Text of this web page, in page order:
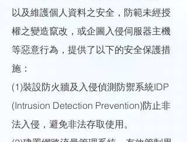
以及維護個人資料之安全，防範未經授
權之變造竄改，或企圖入侵伺服器主機
等惡意行為，提供了以下的安全保護措
施：
(1)裝設防火牆及入侵偵測防禦系統IDP
(Intrusion Detection Prevention)防止非
法入侵，避免非法存取使用。